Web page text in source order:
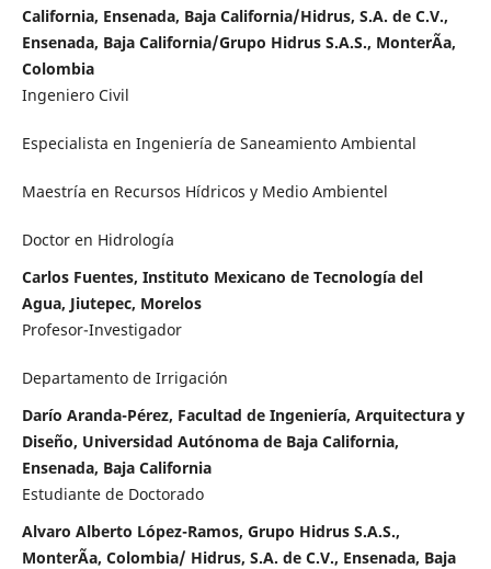
California, Ensenada, Baja California/Hidrus, S.A. de C.V.,
Ensenada, Baja California/Grupo Hidrus S.A.S., MonterÃ­a,
Colombia
Ingeniero Civil
Especialista en Ingeniería de Saneamiento Ambiental
Maestría en Recursos Hídricos y Medio Ambientel
Doctor en Hidrología
Carlos Fuentes, Instituto Mexicano de Tecnología del
Agua, Jiutepec, Morelos
Profesor-Investigador
Departamento de Irrigación
Darío Aranda-Pérez, Facultad de Ingeniería, Arquitectura y
Diseño, Universidad Autónoma de Baja California,
Ensenada, Baja California
Estudiante de Doctorado
Alvaro Alberto López-Ramos, Grupo Hidrus S.A.S.,
MonterÃ­a, Colombia/ Hidrus, S.A. de C.V., Ensenada, Baja